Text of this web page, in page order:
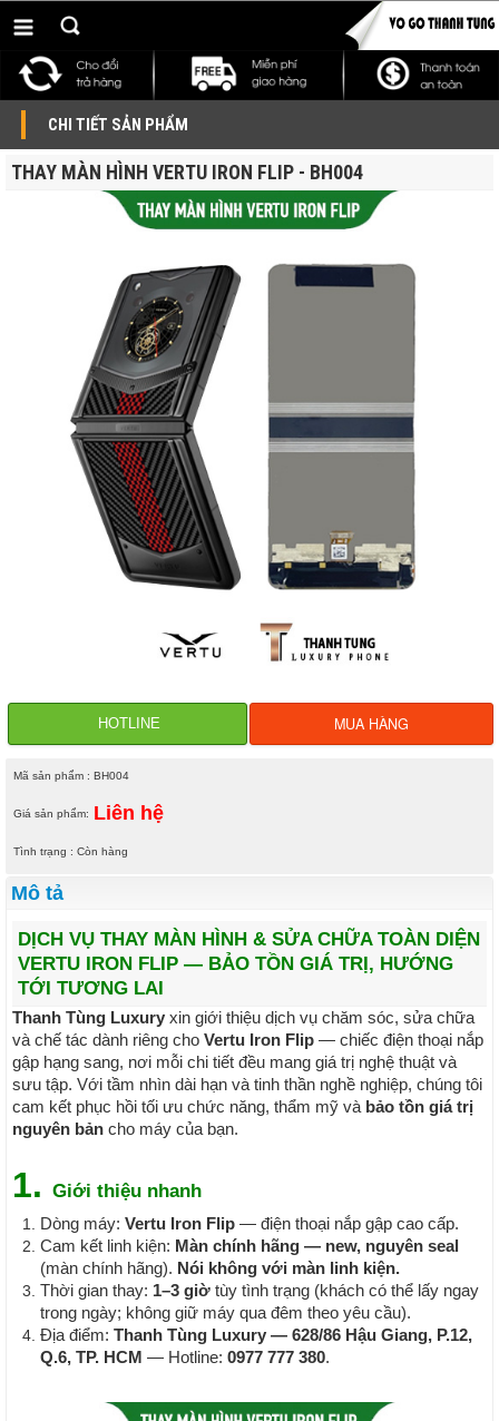
CHI TIẾT SẢN PHẨM
THAY MÀN HÌNH VERTU IRON FLIP - BH004
HOTLINE MUA HÀNG
Mã sản phẩm : BH004
Giá sản phẩm: Liên hệ
Tình trạng : Còn hàng
Mô tả
DỊCH VỤ THAY MÀN HÌNH & SỬA CHỮA TOÀN DIỆN
VERTU IRON FLIP — BẢO TỒN GIÁ TRỊ, HƯỚNG
TỚI TƯƠNG LAI
Thanh Tùng Luxury xin giới thiệu dịch vụ chăm sóc, sửa chữa
và chế tác dành riêng cho Vertu Iron Flip — chiếc điện thoại nắp
gập hạng sang, nơi mỗi chi tiết đều mang giá trị nghệ thuật và
sưu tập. Với tầm nhìn dài hạn và tinh thần nghề nghiệp, chúng tôi
cam kết phục hồi tối ưu chức năng, thẩm mỹ và bảo tồn giá trị
nguyên bản cho máy của bạn.
1. Giới thiệu nhanh
Dòng máy: Vertu Iron Flip — điện thoại nắp gập cao cấp.
Cam kết linh kiện: Màn chính hãng — new, nguyên seal
(màn chính hãng). Nói không với màn linh kiện.
Thời gian thay: 1–3 giờ tùy tình trạng (khách có thể lấy ngay
trong ngày; không giữ máy qua đêm theo yêu cầu).
Địa điểm: Thanh Tùng Luxury — 628/86 Hậu Giang, P.12,
Q.6, TP. HCM — Hotline: 0977 777 380.